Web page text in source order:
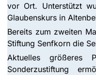
vor Ort. Unterstützt
Glaubenskurs in
Bereits zum zweiten
Stiftung Senfkorn die
Aktuelles
Sonderzustiftung